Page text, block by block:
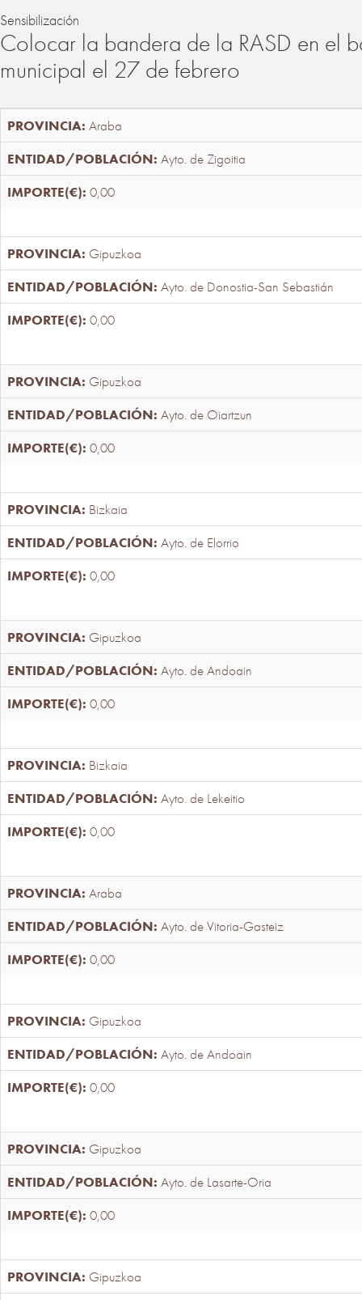
Sensibilización
Colocar la bandera de la RASD en el
municipal el 27 de febrero
Araba
Ayto. de Zigoitia
0,00
Gipuzkoa
Ayto. de Donostia-San Sebastián
0,00
Gipuzkoa
Ayto. de Oiartzun
0,00
Bizkaia
Ayto. de Elorrio
0,00
Gipuzkoa
Ayto. de Andoain
0,00
Bizkaia
Ayto. de Lekeitio
0,00
Araba
Ayto. de Vitoria-Gasteiz
0,00
Gipuzkoa
Ayto. de Andoain
0,00
Gipuzkoa
Ayto. de Lasarte-Oria
0,00
Gipuzkoa